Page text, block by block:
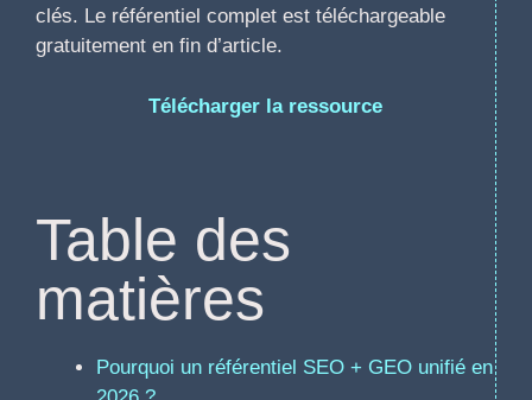
clés. Le référentiel complet est téléchargeable
gratuitement en fin d’article.
Télécharger la ressource
Table des
matières
Pourquoi un référentiel SEO + GEO unifié en